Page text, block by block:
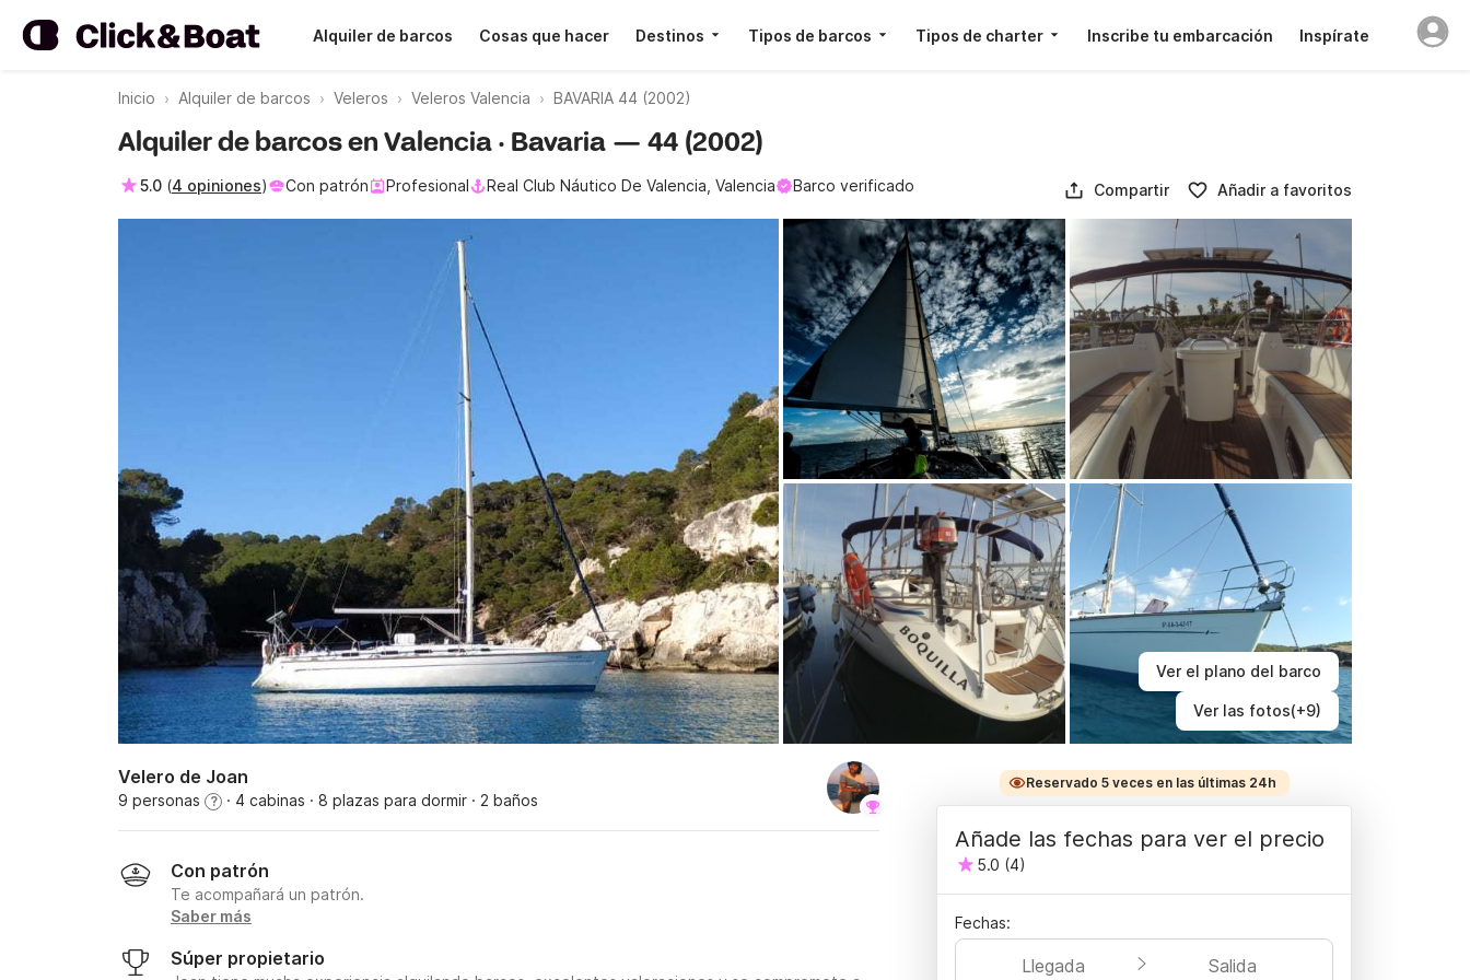
Alquiler de barcos Cosas que hacer Destinos Tipos de barcos Tipos de charter Inscribe tu embarcación Inspírate
Inicio Alquiler de barcos Veleros Veleros Valencia BAVARIA 44 (2002)
Ver el plano del barco
Ver las fotos(+9)
Alquiler de barcos en Valencia · Bavaria — 44 (2002)
5.0 (4 opiniones) Con patrón Profesional Real Club Náutico De Valencia, Valencia Barco verificado Compartir Añadir a favoritos
Velero de Joan
9 personas ? · 4 cabinas · 8 plazas para dormir · 2 baños
Con patrón
Te acompañará un patrón.
Saber más
Súper propietario
Reservado 5 veces en las últimas 24h
Añade las fechas para ver el precio
5.0 (4)
Fechas:
Llegada Salida